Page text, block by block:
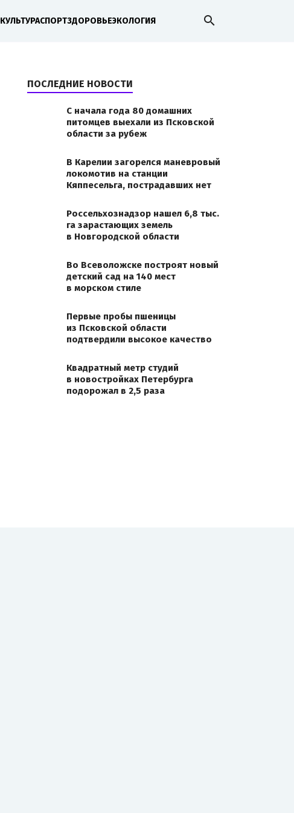
КУЛЬТУРАСПОРТЗДОРОВЬЕЭКОЛОГИЯ search
ПОСЛЕДНИЕ НОВОСТИ
С начала года 80 домашних
питомцев выехали из Псковской
области за рубеж
В Карелии загорелся маневровый
локомотив на станции
Кяппесельга, пострадавших нет
Россельхознадзор нашел 6,8 тыс.
га зарастающих земель
в Новгородской области
Во Всеволожске построят новый
детский сад на 140 мест
в морском стиле
Первые пробы пшеницы
из Псковской области
подтвердили высокое качество
Квадратный метр студий
в новостройках Петербурга
подорожал в 2,5 раза